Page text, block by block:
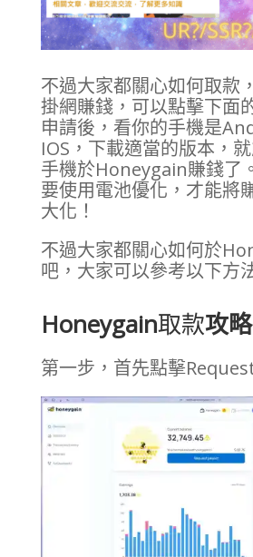
不過大家都關心如何取款
掛網賺錢，可以點擊下面
申請後，看你的手機是
IOS，下載適當的版本，
手機於Honeygain賺錢了
要使用電池優化，才能將
大化！
不過大家都關心如何於
吧，大家可以參考以下方
Honeygain取款攻略
第一步，首先點擊